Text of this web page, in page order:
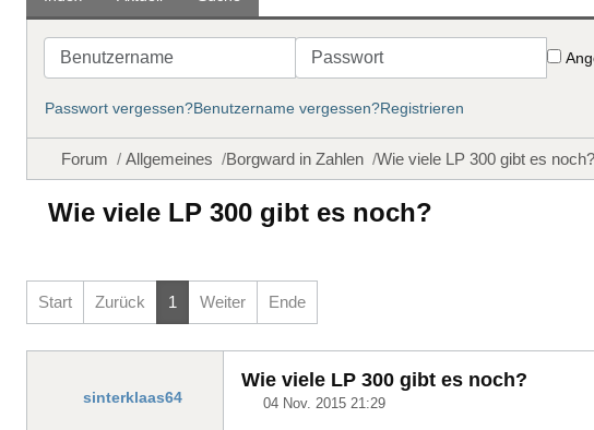
Benutzername Passwort
Passwort vergessen?Benutzername vergessen?Registrieren
Forum Allgemeines Borgward in Zahlen Wie viele LP 300 gibt es noch?
Wie viele LP 300 gibt es noch?
Start Zurück 1 Weiter Ende
sinterklaas64
Wie viele LP 300 gibt es noch?
04 Nov. 2015 21:29